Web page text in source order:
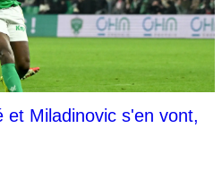
et Miladinovic s'en vont,